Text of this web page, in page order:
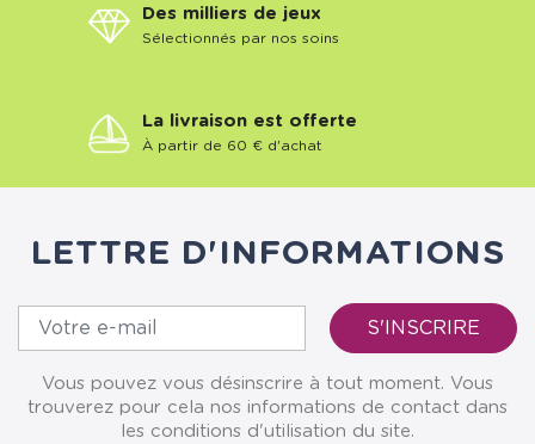
Des milliers de jeux
Sélectionnés par nos soins
La livraison est offerte
À partir de 60 € d'achat
LETTRE D'INFORMATIONS
Vous pouvez vous désinscrire à tout moment. Vous
trouverez pour cela nos informations de contact dans
les conditions d'utilisation du site.